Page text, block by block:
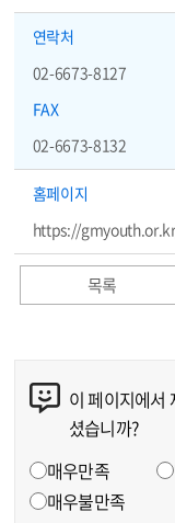
연락처
02-6673-8127
FAX
02-6673-8132
홈페이지
https://
목록
이 페이지에서
셨습니까?
매우만족
매우불만족